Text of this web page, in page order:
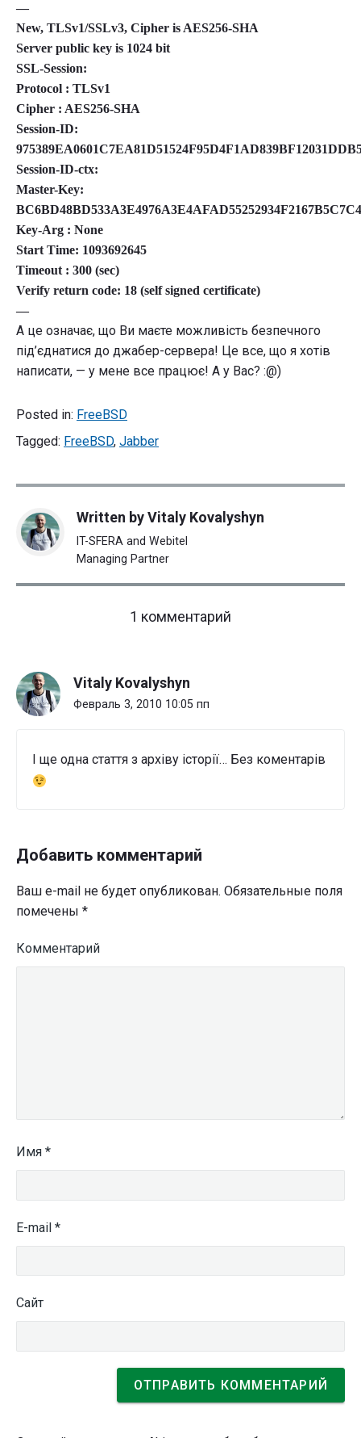
—
New, TLSv1/SSLv3, Cipher is AES256-SHA
Server public key is 1024 bit
SSL-Session:
Protocol : TLSv1
Cipher : AES256-SHA
Session-ID:
Session-ID-ctx:
Master-Key:
Key-Arg : None
Start Time: 1093692645
Timeout : 300 (sec)
Verify return code: 18 (self signed certificate)
—
А це означає, що Ви маєте можливість безпечного
під’єднатися до джабер-сервера! Це все, що я хотів
написати, — у мене все працює! А у Вас? :@)
Posted in: FreeBSD
Tagged: FreeBSD, Jabber
Written byVitaly Kovalyshyn
IT-SFERA and Webitel
Managing Partner
1 комментарий
Vitaly Kovalyshyn
Февраль 3, 2010 10:05 пп
І ще одна стаття з архіву історії… Без коментарів
Добавить комментарий
Ваш e-mail не будет опубликован. Обязательные поля
помечены *
Комментарий
Имя *
E-mail *
Сайт